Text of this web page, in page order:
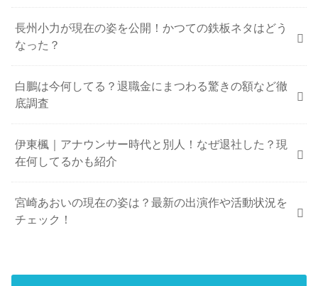
長州小力が現在の姿を公開！かつての鉄板ネタはどう
なった？
白鵬は今何してる？退職金にまつわる驚きの額など徹
底調査
伊東楓｜アナウンサー時代と別人！なぜ退社した？現
在何してるかも紹介
宮崎あおいの現在の姿は？最新の出演作や活動状況を
チェック！